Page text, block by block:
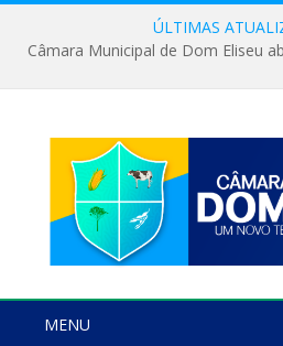
ÚLTIMAS
MENU